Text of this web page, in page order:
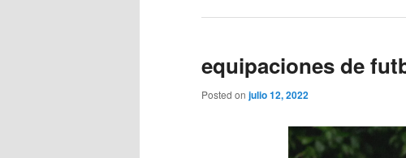
equipaciones de
Posted on julio 12, 2022